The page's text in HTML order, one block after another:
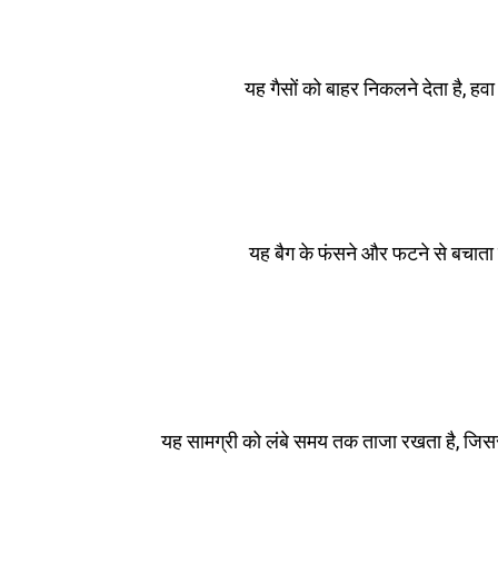
यह गैसों को बाहर निकलने देता है,
यह बैग के फंसने और फटने से बचाता
यह सामग्री को लंबे समय तक ताजा रखता है,